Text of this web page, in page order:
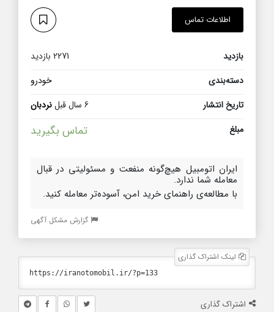
اطلاعات تماس
بازدید
2271 بازدید
دسته‌بندی
خودرو
تاریخ انتشار
6 سال قبل
نردبان
مبلغ
تماس بگیرید
ایران اتومبیل هیچ‌گونه منفعت و مسئولیتی در قبال
معامله شما ندارد.
با مطالعه‌ی راهنمای خرید امن، آسوده‌تر معامله کنید.
گزارش مشکل آگهی
لینک اشتراک گذاری
اشتراک گذاری